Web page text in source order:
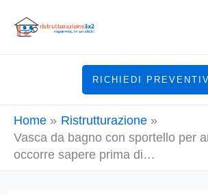
RICHIEDI
Home
Ristrutturazione
Vasca da bagno con sportello per
occorre sapere prima di…